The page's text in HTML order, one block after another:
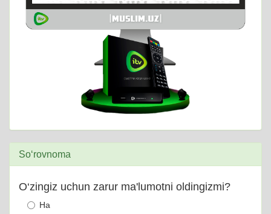
So‘rovnoma
O‘zingiz uchun zarur ma'lumotni oldingizmi?
Ha